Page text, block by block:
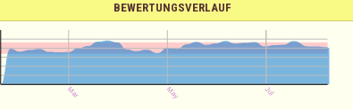
BEWERTUNGSVERLAUF